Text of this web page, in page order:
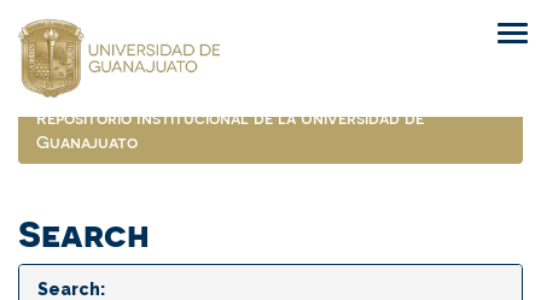
navigation
Repositorio Institucional de la Universidad de
Guanajuato
Search
Search: